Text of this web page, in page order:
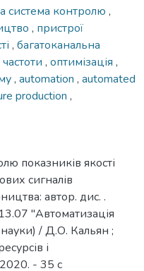
система контролю ,
, пристрої
, багатоканальна
, оптимізація ,
, automation , automated
production ,
показників якості
сигналів
автор. дис. .
"Автоматизація
науки) / Д.О. Кальян ;
і
- 35 с